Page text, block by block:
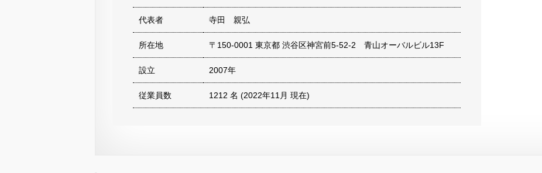
代表者 寺田 親弘
所在地 〒150-0001 東京都 渋谷区神宮前5-52-2 青山オーバルビル13F
設立 2007年
従業員数 1212 名 (2022年11月 現在)